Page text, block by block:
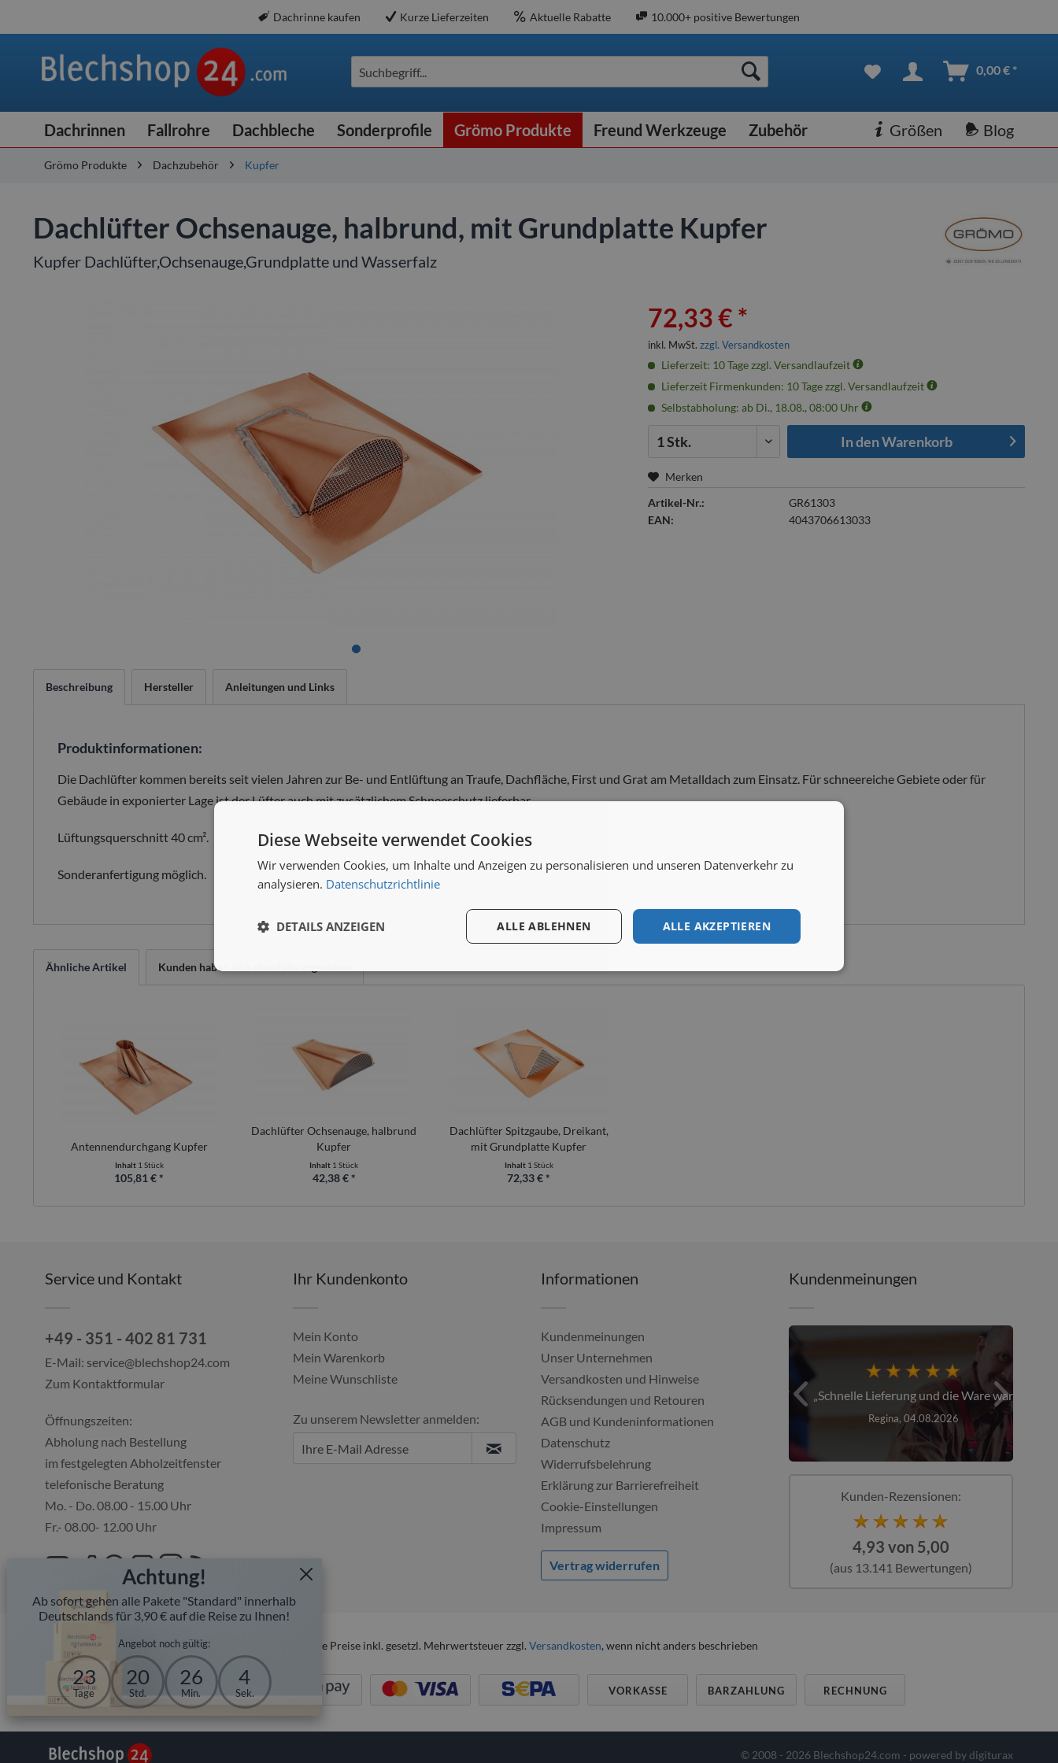
Dachrinne kaufen Kurze Lieferzeiten Aktuelle Rabatte 10.000+ positive Bewertungen
Achtung!
Ab sofort gehen alle Pakete "Standard" innerhalb
Deutschlands für 3,90 € auf die Reise zu Ihnen!
Angebot noch gültig:
23
Tage
20
Std.
26
Min.
3
Sek.
Suchbegriff... 0,00 € *
Dachrinnen Fallrohre Dachbleche Sonderprofile Grömo Produkte Freund Werkzeuge Zubehör Blog
Größen
Grömo Produkte Dachzubehör Kupfer
Dachlüfter Ochsenauge, halbrund, mit Grundplatte Kupfer
Kupfer Dachlüfter,Ochsenauge,Grundplatte und Wasserfalz
72,33 € *
inkl. MwSt.zzgl. Versandkosten
Lieferzeit: 10 Tage zzgl. Versandlaufzeit
Lieferzeit Firmenkunden: 10 Tage zzgl. Versandlaufzeit
Selbstabholung: ab Di., 18.08., 08:00 Uhr
In denWarenkorb
Merken
Artikel-Nr.:
GR61303
EAN:
4043706613033
Beschreibung Hersteller Anleitungen und Links
Produktinformationen:
Die Dachlüfter kommen bereits seit vielen Jahren zur Be- und Entlüftung an Traufe, Dachfläche, First und Grat am Metalldach zum Einsatz. Für schneereiche Gebiete oder für
Gebäude in exponierter Lage ist der Lüfter auch mit zusätzlichem Schneeschutz lieferbar.
Lüftungsquerschnitt 40 cm².
Sonderanfertigung möglich.
Ähnliche Artikel Kunden haben sich ebenfalls angesehen
Antennendurchgang Kupfer
Inhalt 1 Stück
105,81 € *
Dachlüfter Ochsenauge, halbrund
Kupfer
Inhalt 1 Stück
42,38 € *
Dachlüfter Spitzgaube, Dreikant,
mit Grundplatte Kupfer
Inhalt 1 Stück
72,33 € *
Service und Kontakt
+49 - 351 - 402 81 731
E-Mail: service@blechshop24.com
Zum Kontaktformular
Öffnungszeiten:
Abholung nach Bestellung
im festgelegten Abholzeitfenster
telefonische Beratung
Mo. - Do. 08.00 - 15.00 Uhr
Fr.- 08.00- 12.00 Uhr
Ihr Kundenkonto
Mein Konto
Mein Warenkorb
Meine Wunschliste
Zu unserem Newsletter anmelden:
Informationen
Kundenmeinungen
Unser Unternehmen
Versandkosten und Hinweise
Rücksendungen und Retouren
AGB und Kundeninformationen
Datenschutz
Widerrufsbelehrung
Erklärung zur Barrierefreiheit
Cookie-Einstellungen
Impressum
Vertrag widerrufen
Kundenmeinungen
Alles gut geklappt, immer über den...
Ulf, 04.08.2026
Schnelle Lieferung und die Ware war...
Regina, 04.08.2026
Kunden-Rezensionen:
4,93 von 5,00
(aus 13.141 Bewertungen)
* Alle Preise inkl. gesetzl. Mehrwertsteuer zzgl. Versandkosten, wenn nicht anders beschrieben
VORKASSE BARZAHLUNG RECHNUNG
© 2008 - 2026 Blechshop24.com - powered bydigiturax
Diese Webseite verwendet Cookies
Wir verwenden Cookies, um Inhalte und Anzeigen zu personalisieren und unseren Datenverkehr zu
analysieren. Datenschutzrichtlinie
ALLE AKZEPTIEREN
ALLE ABLEHNEN
DETAILS ANZEIGEN